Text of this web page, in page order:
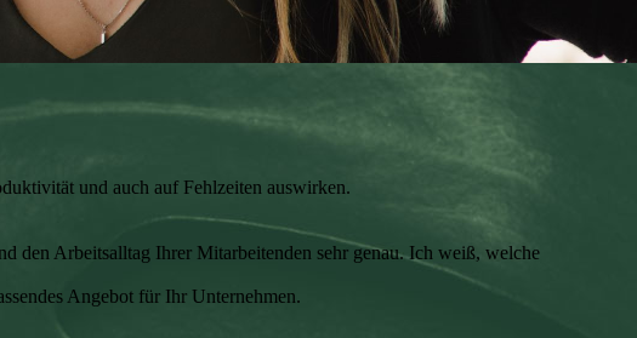
und auch auf Fehlzeiten auswirken.
den Arbeitsalltag Ihrer Mitarbeitenden sehr genau. Ich weiß, welche
Angebot für Ihr Unternehmen.